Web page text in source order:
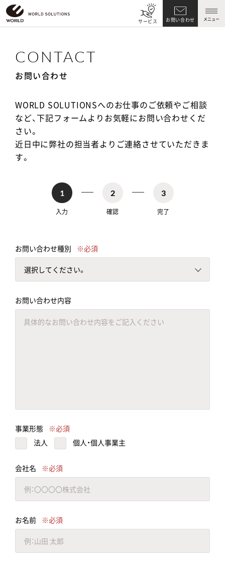
サービス お問い合わせ メニュー
CONTACT
お問い合わせ
WORLD SOLUTIONSへのお仕事のご依頼やご相談
など、 下記フォームよりお気軽にお問い合わせくだ
さい。
近日中に弊社の担当者よりご連絡させていただきま
す。
1
入力
2
確認
3
完了
お問い合わせ種別
選択してください。
お問い合わせ内容
事業形態
法人
個人・個人事業主
会社名
お名前